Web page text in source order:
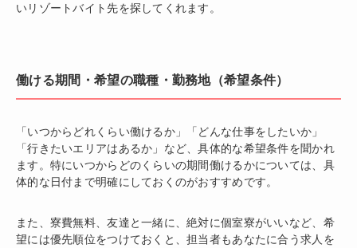
いリゾートバイト先を探してくれます。
働ける期間・希望の職種・勤務地（希望条件）
「いつからどれくらい働けるか」「どんな仕事をしたいか」
「行きたいエリアはあるか」など、具体的な希望条件を聞かれ
ます。特にいつからどのくらいの期間働けるかについては、具
体的な日付まで明確にしておくのがおすすめです。
また、寮費無料、友達と一緒に、絶対に個室寮がいいなど、希
望には優先順位をつけておくと、担当者もあなたに合う求人を